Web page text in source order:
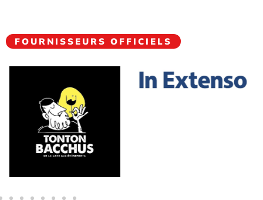
FOURNISSEURS OFFICIELS